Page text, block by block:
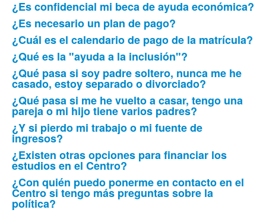
¿Es confidencial mi beca de ayuda económica?
¿Es necesario un plan de pago?
¿Cuál es el calendario de pago de la matrícula?
¿Qué es la "ayuda a la inclusión"?
¿Qué pasa si soy padre soltero, nunca me he
casado, estoy separado o divorciado?
¿Qué pasa si me he vuelto a casar, tengo una
pareja o mi hijo tiene varios padres?
¿Y si pierdo mi trabajo o mi fuente de
ingresos?
¿Existen otras opciones para financiar los
estudios en el Centro?
¿Con quién puedo ponerme en contacto en el
Centro si tengo más preguntas sobre la
política?